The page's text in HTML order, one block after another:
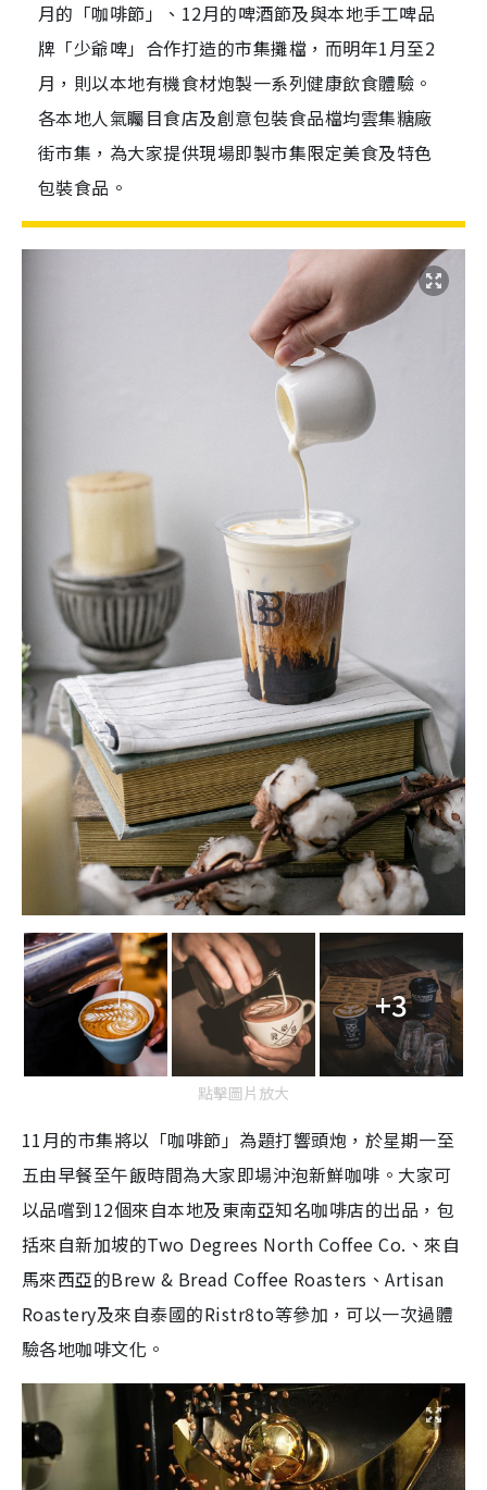
月的「咖啡節」、12月的啤酒節及與本地手工啤品
牌「少爺啤」合作打造的市集攤檔，而明年1月至2
月，則以本地有機食材炮製一系列健康飲食體驗。
各本地人氣矚目食店及創意包裝食品檔均雲集糖廠
街市集，為大家提供現場即製市集限定美食及特色
包裝食品。
+3
點擊圖片放大
11月的市集將以「咖啡節」為題打響頭炮，於星期一至
五由早餐至午飯時間為大家即場沖泡新鮮咖啡。大家可
以品嚐到12個來自本地及東南亞知名咖啡店的出品，包
括來自新加坡的Two Degrees North Coffee Co.、來自
馬來西亞的Brew & Bread Coffee Roasters、Artisan
Roastery及來自泰國的Ristr8to等參加，可以一次過體
驗各地咖啡文化。